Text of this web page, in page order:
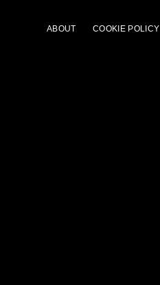
ABOUT COOKIE POLICY